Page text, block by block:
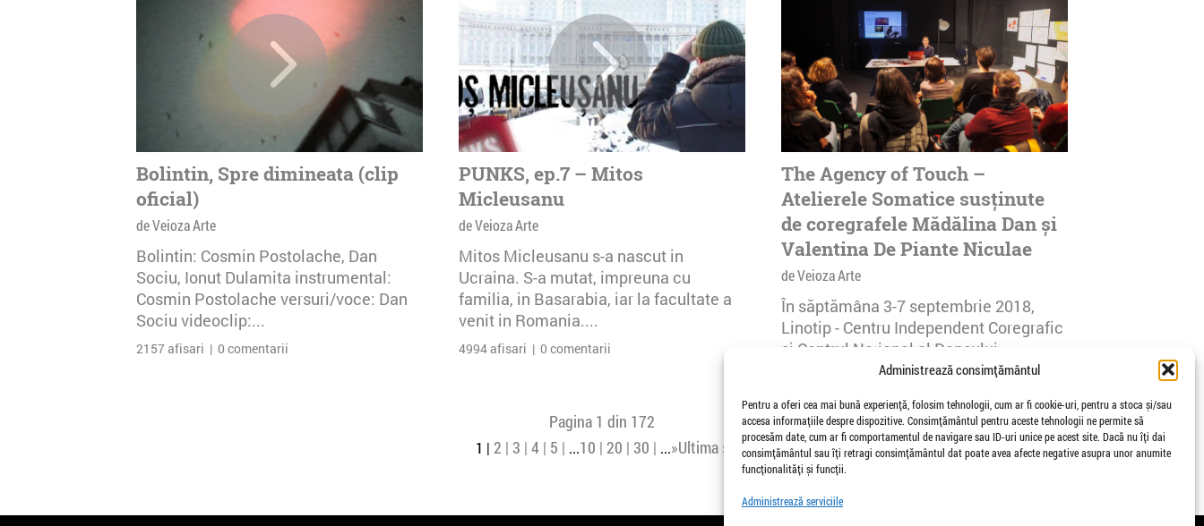
Administrează consimțământul
Pentru a oferi cea mai bună experiență, folosim tehnologii, cum ar fi cookie-uri, pentru a stoca și/sau
accesa informațiile despre dispozitive. Consimțământul pentru aceste tehnologii ne permite să
procesăm date, cum ar fi comportamentul de navigare sau ID-uri unice pe acest site. Dacă nu îți dai
consimțământul sau îți retragi consimțământul dat poate avea afecte negative asupra unor anumite
funcționalități și funcții.
Administrează serviciile
Bolintin, Spre dimineata (clip
oficial)
de Veioza Arte
Bolintin: Cosmin Postolache, Dan
Sociu, Ionut Dulamita instrumental:
Cosmin Postolache versuri/voce: Dan
Sociu videoclip:...
2157 afisari | 0 comentarii
PUNKS, ep.7 – Mitos
Micleusanu
de Veioza Arte
Mitos Micleusanu s-a nascut in
Ucraina. S-a mutat, impreuna cu
familia, in Basarabia, iar la facultate a
venit in Romania....
4994 afisari | 0 comentarii
The Agency of Touch –
Atelierele Somatice susținute
de coregrafele Mădălina Dan și
Valentina De Piante Niculae
de Veioza Arte
În săptămâna 3-7 septembrie 2018,
Linotip - Centru Independent Coregrafic
și Centrul Național al Dansului
29 afisari | 0 comentarii
Pagina 1 din 172
1 2 3 4 5 ...10 20 30 ...»Ultima »